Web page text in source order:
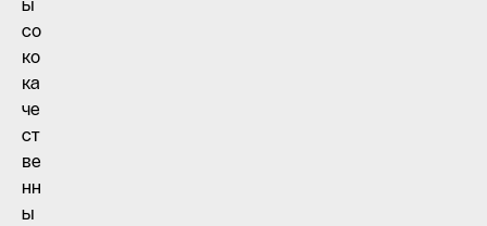
ы
со
ко
ка
че
ст
ве
нн
ы